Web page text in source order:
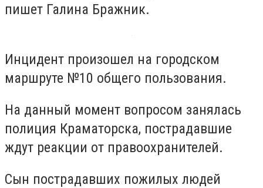
пишет Галина Бражник.
Инцидент произошел на городском
маршруте №10 общего пользования.
На данный момент вопросом занялась
полиция Краматорска, пострадавшие
ждут реакции от правоохранителей.
Сын пострадавших пожилых людей